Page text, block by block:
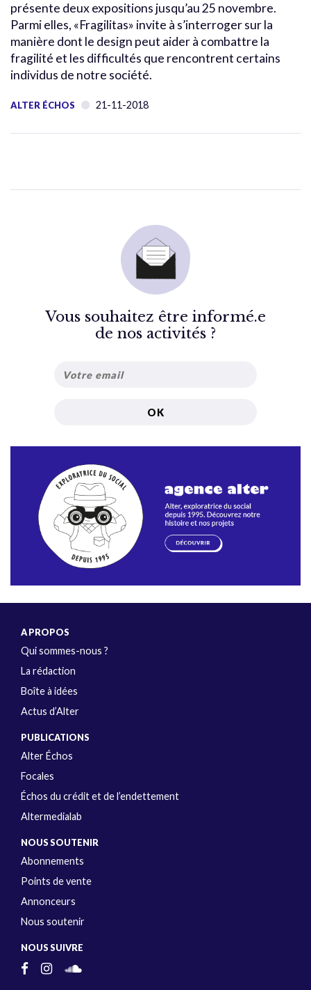
présente deux expositions jusqu’au 25 novembre.
Parmi elles, «Fragilitas» invite à s’interroger sur la
manière dont le design peut aider à combattre la
fragilité et les difficultés que rencontrent certains
individus de notre société.
ALTER ÉCHOS 21-11-2018
Vous souhaitez être informé.e
de nos activités ?
A PROPOS
Qui sommes-nous ?
La rédaction
Boîte à idées
Actus d’Alter
PUBLICATIONS
Alter Échos
Focales
Échos du crédit et de l’endettement
Altermedialab
NOUS SOUTENIR
Abonnements
Points de vente
Annonceurs
Nous soutenir
NOUS SUIVRE